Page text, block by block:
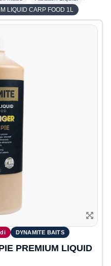
LIQUID CARP FOOD 1L
DYNAMITE BAITS
PREMIUM LIQUID